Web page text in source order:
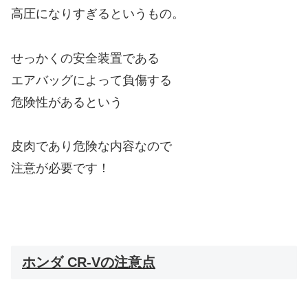
高圧になりすぎるというもの。
せっかくの安全装置である
エアバッグによって負傷する
危険性があるという
皮肉であり危険な内容なので
注意が必要です！
ホンダ CR-Vの注意点